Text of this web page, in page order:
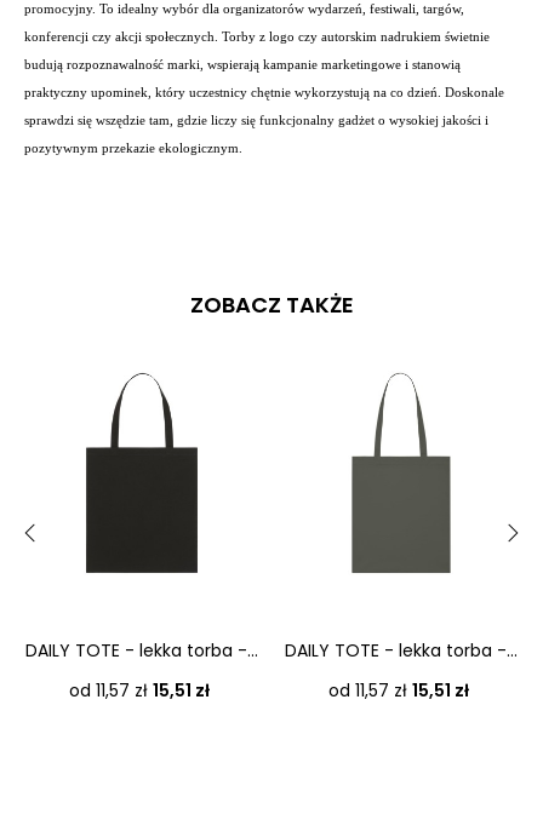
promocyjny. To idealny wybór dla organizatorów wydarzeń, festiwali, targów,
konferencji czy akcji społecznych. Torby z logo czy autorskim nadrukiem świetnie
budują rozpoznawalność marki, wspierają kampanie marketingowe i stanowią
praktyczny upominek, który uczestnicy chętnie wykorzystują na co dzień. Doskonale
sprawdzi się wszędzie tam, gdzie liczy się funkcjonalny gadżet o wysokiej jakości i
pozytywnym przekazie ekologicznym.
ZOBACZ TAKŻE
DAILY TOTE - lekka torba -...
od 11,57 zł Cena
15,51 zł
DAILY TOTE - lekka torba -...
od 11,57 zł Cena
15,51 zł